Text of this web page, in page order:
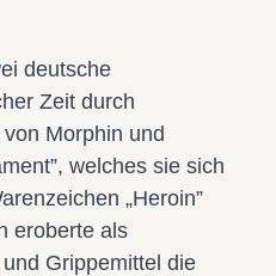
deutsche
Zeit durch
Morphin und
welches sie sich
„Heroin”
eroberte als
Grippemittel die